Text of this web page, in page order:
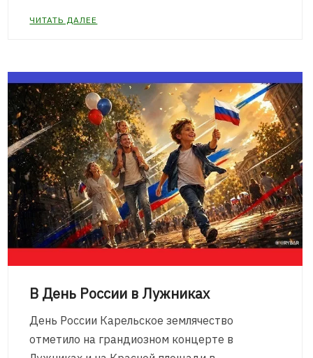
ЧИТАТЬ ДАЛЕЕ
В День России в Лужниках
День России Карельское землячество
отметило на грандиозном концерте в